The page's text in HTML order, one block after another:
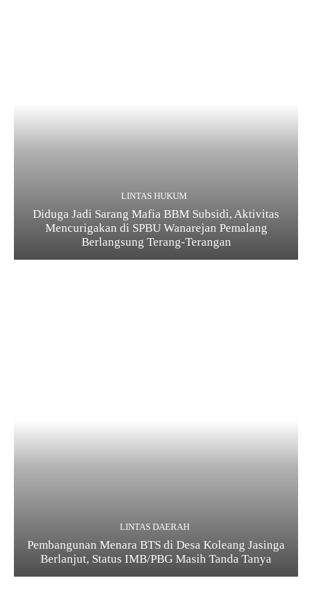
LINTAS HUKUM
Diduga Jadi Sarang Mafia BBM Subsidi, Aktivitas
Mencurigakan di SPBU Wanarejan Pemalang
Berlangsung Terang-Terangan
LINTAS DAERAH
Pembangunan Menara BTS di Desa Koleang Jasinga
Berlanjut, Status IMB/PBG Masih Tanda Tanya